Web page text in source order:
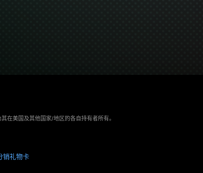
美国及其他国家/地区的各自持有者所有。
销礼物卡